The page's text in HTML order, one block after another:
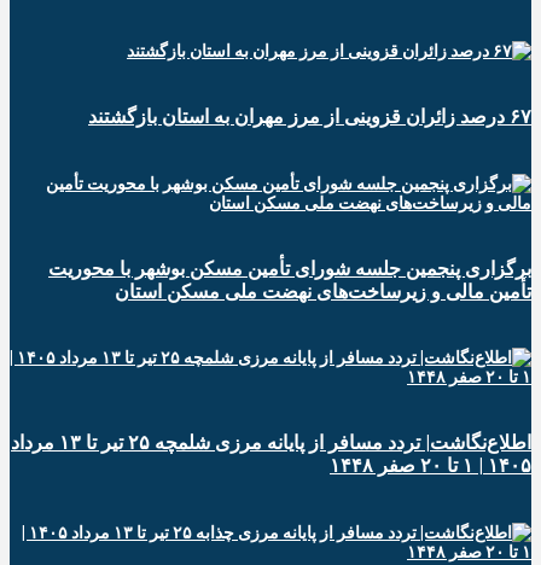
۶۷ درصد زائران قزوینی از مرز مهران به استان بازگشتند
برگزاری پنجمین جلسه شورای تأمین مسکن بوشهر با محوریت
تأمین مالی و زیرساخت‌های نهضت ملی مسکن استان
اطلاع‌نگاشت| تردد مسافر از پایانه‌ مرزی شلمچه ۲۵ تیر تا ۱۳ مرداد
۱۴۰۵ | ۱ تا ۲۰ صفر ۱۴۴۸